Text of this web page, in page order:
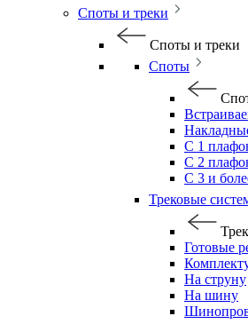
Споты и треки
Споты и треки
Споты
С 1
С 2
С 3 и
Трековые
Готовые
На струну
На шину